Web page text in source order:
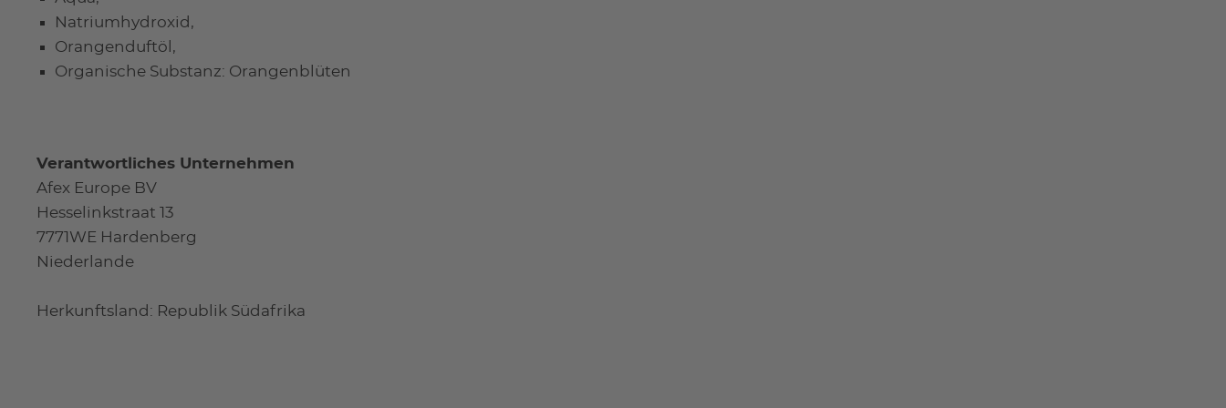
Natriumhydroxid,
Orangenduftöl,
Organische Substanz: Orangenblüten
Verantwortliches Unternehmen
Afex Europe BV
Hesselinkstraat 13
7771WE Hardenberg
Niederlande
Herkunftsland: Republik Südafrika